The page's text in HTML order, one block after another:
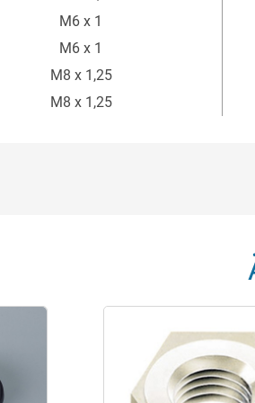
M6 x 1
M6 x 1
M8 x 1,25
M8 x 1,25